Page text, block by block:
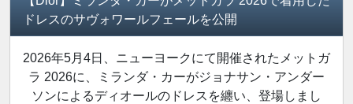
ドレスのサヴォワールフェールを公開
2026年5月4日、ニューヨークにて開催されたメットガ
ラ 2026に、ミランダ・カーがジョナサン・アンダー
ソンによるディオールのドレスを纏い、登場しまし